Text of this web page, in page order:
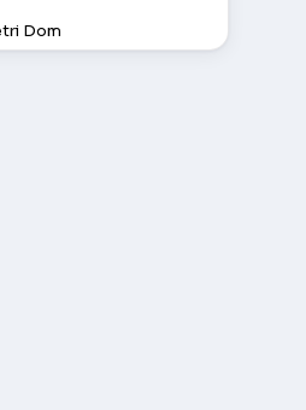
Dom